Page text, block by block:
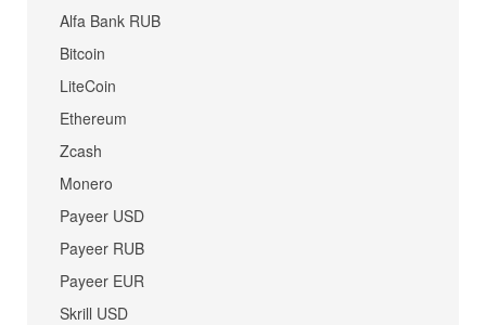
Alfa Bank RUB
Bitcoin
LiteCoin
Ethereum
Zcash
Monero
Payeer USD
Payeer RUB
Payeer EUR
Skrill USD